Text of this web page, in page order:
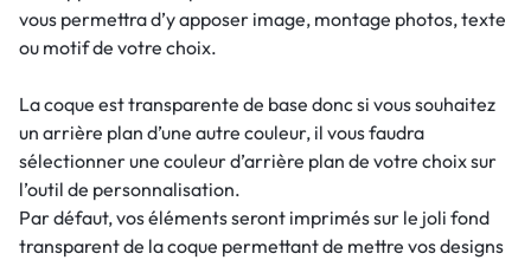
vous permettra d’y apposer image, montage photos, texte
ou motif de votre choix.
La coque est transparente de base donc si vous souhaitez
un arrière plan d’une autre couleur, il vous faudra
sélectionner une couleur d’arrière plan de votre choix sur
l’outil de personnalisation.
Par défaut, vos éléments seront imprimés sur le joli fond
transparent de la coque permettant de mettre vos designs